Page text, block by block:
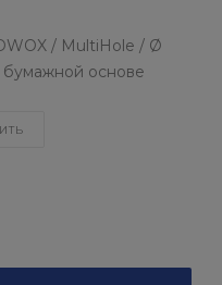
/ MultiHole / Ø
основе